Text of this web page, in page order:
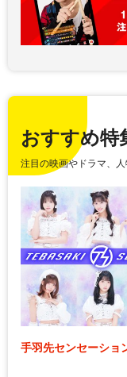
おすすめ特
注目の映画やドラマ、
手羽先センセーショ